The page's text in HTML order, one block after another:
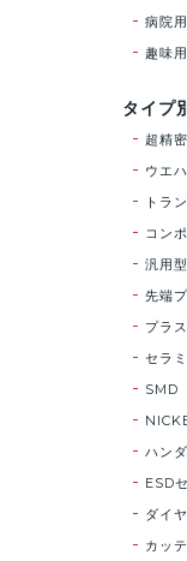
病院用
趣味用
タイプ
超精密
ウエ
トラ
コン
汎用型
先端
プラ
セラ
SMD
ハン
ESD
ダイ
カッ